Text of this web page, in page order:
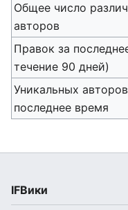
Общее число
авторов
Правок за
течение 90 дней)
Уникальных
последнее время
IFВики